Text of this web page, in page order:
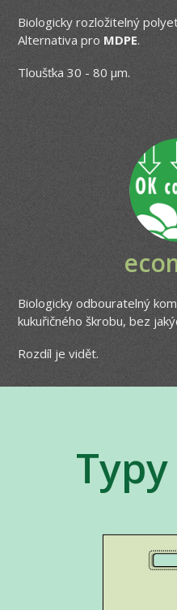
Biologicky rozložitelný
Alternativa pro MDPE.
Tloušťka 30 - 80 μm.
Biologicky odbouratelný
kukuřičného škrobu, bez
Rozdíl je vidět.